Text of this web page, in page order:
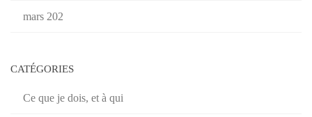
mars 202
CATÉGORIES
Ce que je dois, et à qui